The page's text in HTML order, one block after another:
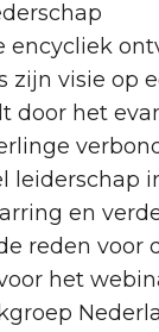
encycliek
zijn visie op
door het
leiderschap
en
reden voor
het